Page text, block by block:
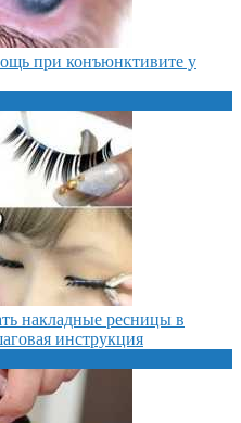
при конъюнктивите у
накладные ресницы в
инструкция